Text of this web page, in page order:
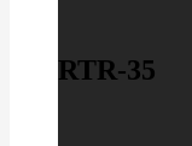
RTR-35